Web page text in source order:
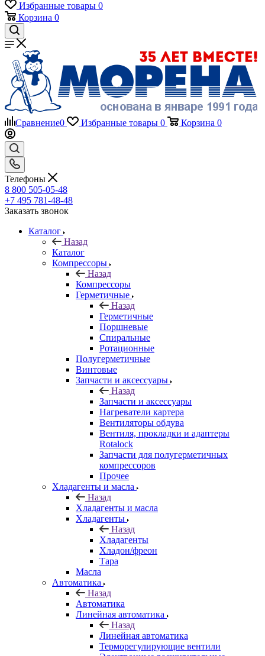
Избранные товары 0
Корзина 0
Сравнение0 Избранные товары 0 Корзина 0
Телефоны
8 800 505-05-48
+7 495 781-48-48
Заказать звонок
Каталог
Назад
Каталог
Компрессоры
Назад
Компрессоры
Герметичные
Назад
Герметичные
Поршневые
Спиральные
Ротационные
Полугерметичные
Винтовые
Запчасти и аксессуары
Назад
Запчасти и аксессуары
Нагреватели картера
Вентиляторы обдува
Вентиля, прокладки и адаптеры
Rotalock
Запчасти для полугерметичных
компрессоров
Прочее
Хладагенты и масла
Назад
Хладагенты и масла
Хладагенты
Назад
Хладагенты
Хладон/фреон
Тара
Масла
Автоматика
Назад
Автоматика
Линейная автоматика
Назад
Линейная автоматика
Терморегулирующие вентили